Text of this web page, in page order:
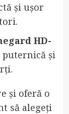
și ușor
HD-
puternică și
și oferă o
să alegeți